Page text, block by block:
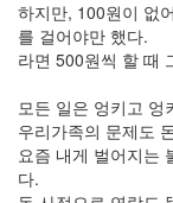
하지만, 100원이 없
를 걸어야만 했다.
라면 500원씩 할 때
모든 일은 엉키고
우리가족의 문제도
요즘 내게 벌어지는
다.
멍
멍
이
의
우
정
By